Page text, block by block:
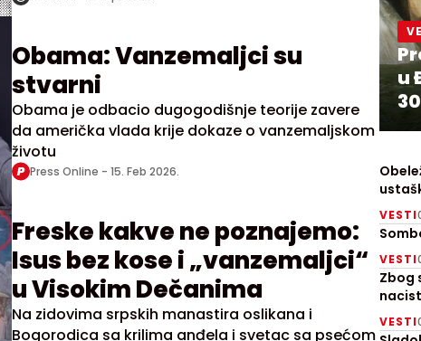
Obama: Vanzemaljci su
stvarni
Obama je odbacio dugogodišnje teorije zavere
da američka vlada krije dokaze o vanzemaljskom
životu
Press Online - 15. Feb 2026.
Freske kakve ne poznajemo:
Isus bez kose i „vanzemaljci“
u Visokim Dečanima
Na zidovima srpskih manastira oslikana i
Bogorodica sa krilima anđela i svetac sa psećom
u
VESTI
VESTI
Zbog
VESTI